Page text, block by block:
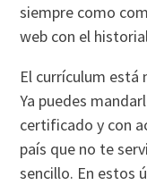
siempre como
web con el
El currículum
Ya puedes
certificado y con
país que no te
sencillo. En estos